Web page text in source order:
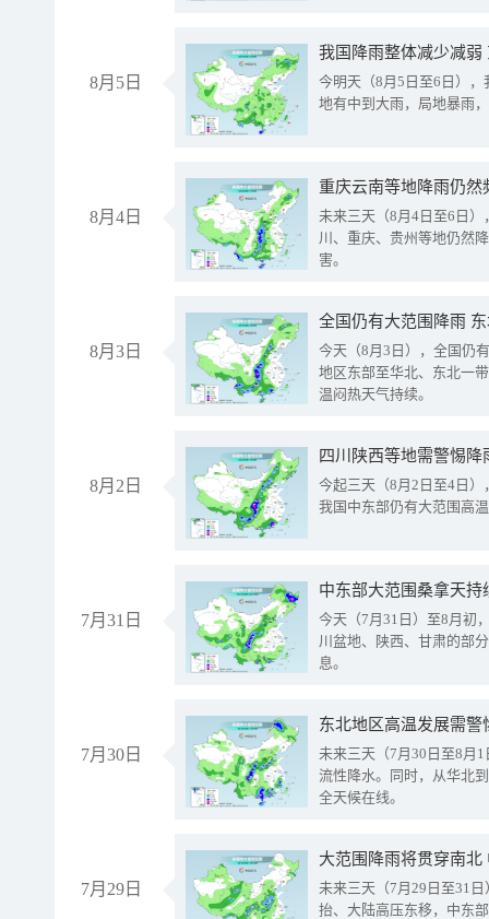
8月5日
我国降雨整体减少减弱
今明天（8月5日至6日）
地有中到大雨，局地暴雨
8月4日
重庆云南等地降雨仍然
未来三天（8月4日至6日
川、重庆、贵州等地仍然
害。
8月3日
全国仍有大范围降雨
今天（8月3日），全国仍
地区东部至华北、东北一
温闷热天气持续。
8月2日
今起三天（8月2日至4日
我国中东部仍有大范围高
7月31日
中东部大范围桑拿天
今天（7月31日）至8月初
川盆地、陕西、甘肃的部
息。
7月30日
东北地区高温发展需
未来三天（7月30日至8月
流性降水。同时，从华北
全天候在线。
7月29日
大范围降雨将贯穿南
未来三天（7月29日至31
抬、大陆高压东移，中东